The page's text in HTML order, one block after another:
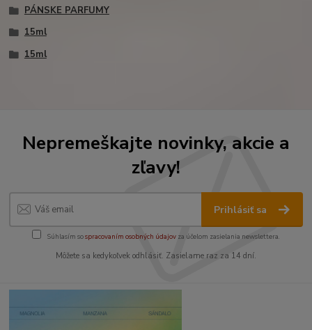
PÁNSKE PARFUMY
15ml
15ml
Nepremeškajte novinky, akcie a
zľavy!
Prihlásiť sa
Súhlasím sospracovaním osobných údajov za účelom zasielania newslettera.
Môžete sa kedykoľvek odhlásiť. Zasielame raz za 14 dní.